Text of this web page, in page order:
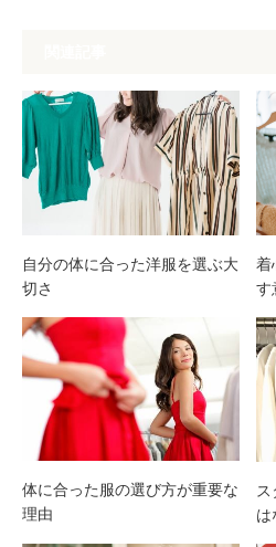
自分の体に合った洋服を選ぶ大
切さ
着
す
体に合った服の選び方が重要な
理由
は